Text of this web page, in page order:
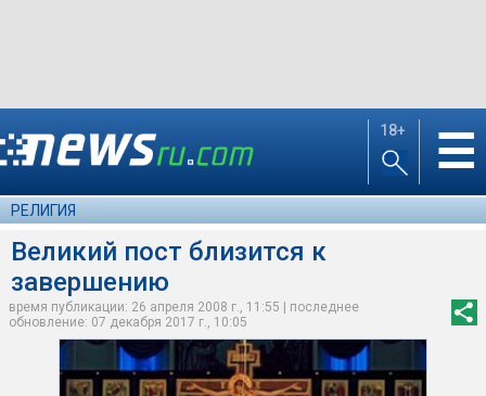
18+ ☰
РЕЛИГИЯ
Великий пост близится к
завершению
время публикации: 26 апреля 2008 г., 11:55 | последнее
обновление: 07 декабря 2017 г., 10:05